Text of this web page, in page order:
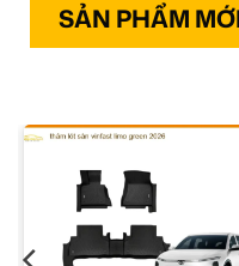
SẢN PHẨM